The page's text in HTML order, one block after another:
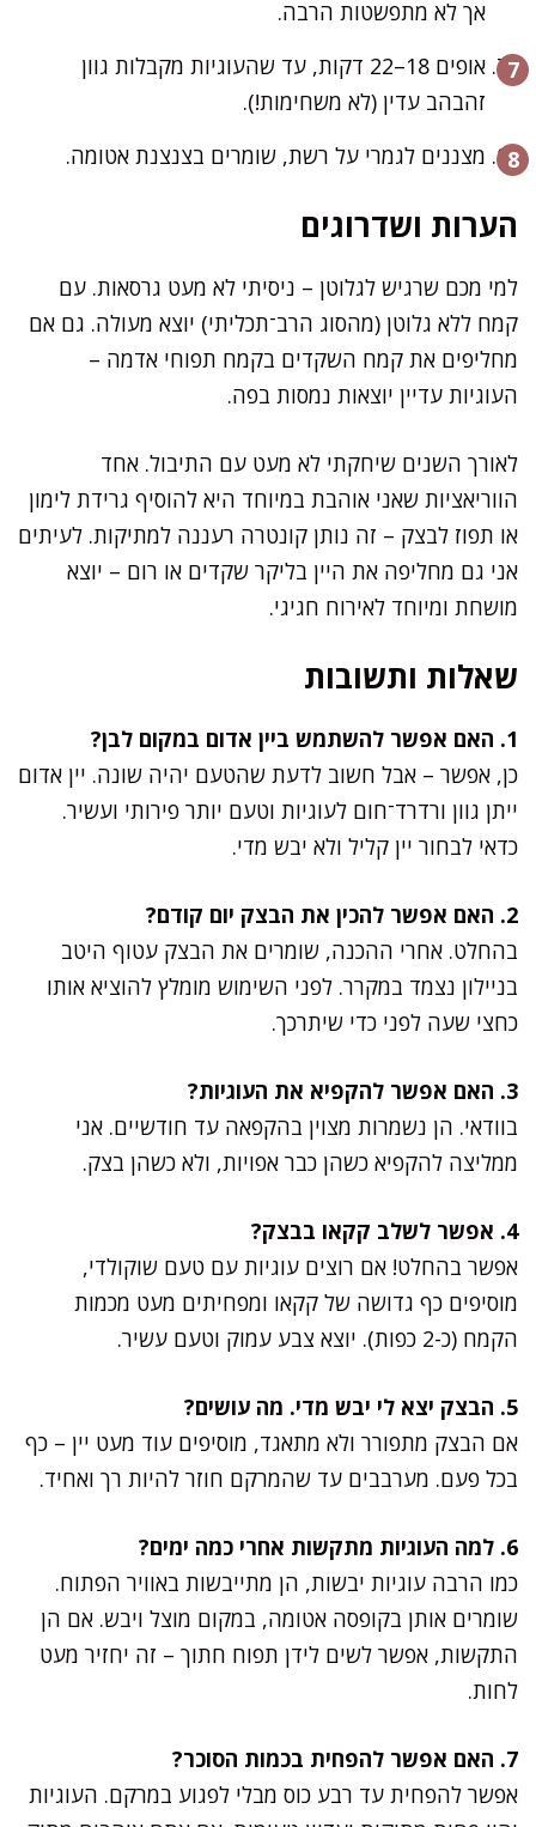
אך לא מתפשטות הרבה.
אופים 18–22 דקות, עד שהעוגיות מקבלות גוון
זהבהב עדין (לא משחימות!).
מצננים לגמרי על רשת, שומרים בצנצנת אטומה.
הערות ושדרוגים
למי מכם שרגיש לגלוטן – ניסיתי לא מעט גרסאות. עם
קמח ללא גלוטן (מהסוג הרב־תכליתי) יוצא מעולה. גם אם
מחליפים את קמח השקדים בקמח תפוחי אדמה –
העוגיות עדיין יוצאות נמסות בפה.
לאורך השנים שיחקתי לא מעט עם התיבול. אחד
הווריאציות שאני אוהבת במיוחד היא להוסיף גרידת לימון
או תפוז לבצק – זה נותן קונטרה רעננה למתיקות. לעיתים
אני גם מחליפה את היין בליקר שקדים או רום – יוצא
מושחת ומיוחד לאירוח חגיגי.
שאלות ותשובות
1. האם אפשר להשתמש ביין אדום במקום לבן?
כן, אפשר – אבל חשוב לדעת שהטעם יהיה שונה. יין אדום
ייתן גוון ורדרד־חום לעוגיות וטעם יותר פירותי ועשיר.
כדאי לבחור יין קליל ולא יבש מדי.
2. האם אפשר להכין את הבצק יום קודם?
בהחלט. אחרי ההכנה, שומרים את הבצק עטוף היטב
בניילון נצמד במקרר. לפני השימוש מומלץ להוציא אותו
כחצי שעה לפני כדי שיתרכך.
3. האם אפשר להקפיא את העוגיות?
בוודאי. הן נשמרות מצוין בהקפאה עד חודשיים. אני
ממליצה להקפיא כשהן כבר אפויות, ולא כשהן בצק.
4. אפשר לשלב קקאו בבצק?
אפשר בהחלט! אם רוצים עוגיות עם טעם שוקולדי,
מוסיפים כף גדושה של קקאו ומפחיתים מעט מכמות
הקמח (כ-2 כפות). יוצא צבע עמוק וטעם עשיר.
5. הבצק יצא לי יבש מדי. מה עושים?
אם הבצק מתפורר ולא מתאגד, מוסיפים עוד מעט יין – כף
בכל פעם. מערבבים עד שהמרקם חוזר להיות רך ואחיד.
6. למה העוגיות מתקשות אחרי כמה ימים?
כמו הרבה עוגיות יבשות, הן מתייבשות באוויר הפתוח.
שומרים אותן בקופסה אטומה, במקום מוצל ויבש. אם הן
התקשות, אפשר לשים לידן תפוח חתוך – זה יחזיר מעט
לחות.
7. האם אפשר להפחית בכמות הסוכר?
אפשר להפחית עד רבע כוס מבלי לפגוע במרקם. העוגיות